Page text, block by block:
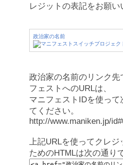
レジットの表記をお願い
政治家の名前
政治家の名前のリンク先
フェストへのURLは、
マニフェストIDを使って
てください。
http://www.maniken.jp/
上記URLを使ってクレジ
ためのHTMLは次の通り